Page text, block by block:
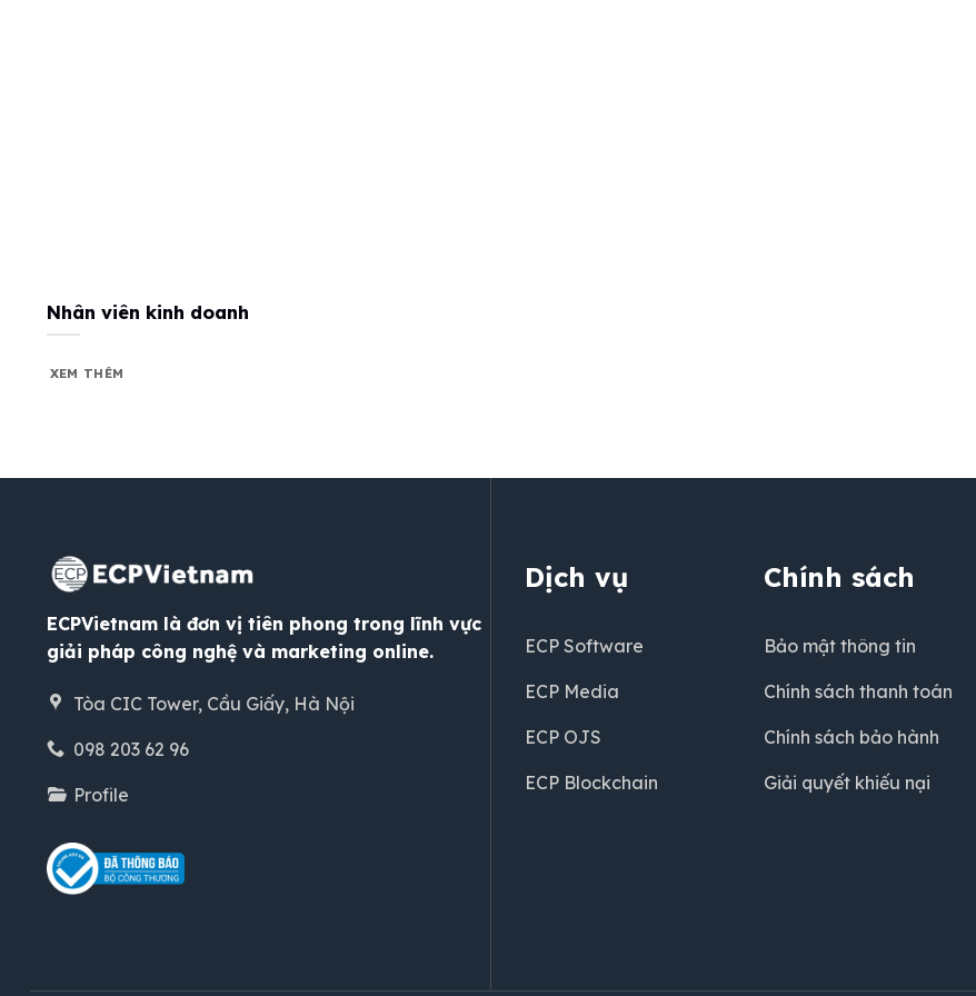
Nhân viên kinh doanh
XEM THÊM
ECPVietnam là đơn vị tiên phong trong lĩnh vực
giải pháp công nghệ và marketing online.
Tòa CIC Tower, Cầu Giấy, Hà Nội
098 203 62 96
Profile
Dịch vụ
ECP Software
ECP Media
ECP OJS
ECP Blockchain
Chính sách
Bảo mật thông tin
Chính sách thanh toán
Chính sách bảo hành
Giải quyết khiếu nại